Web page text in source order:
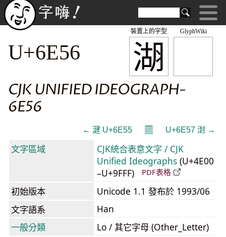
GlyphWiki
湖
裝置上的字型
U+6E56
CJK UNIFIED IDEOGRAPH-
6E56
← 湕 U+6E55 𝄜 U+6E57 湗 →
文字區域
CJK統合表意文字 / CJK
Unified Ideographs (U+4E00
–U+9FFF)
PDF表格
初始版本
Unicode 1.1 發布於 1993/06
文字語系
Han
一般分類
Lo / 其它字母 (Other_Letter)